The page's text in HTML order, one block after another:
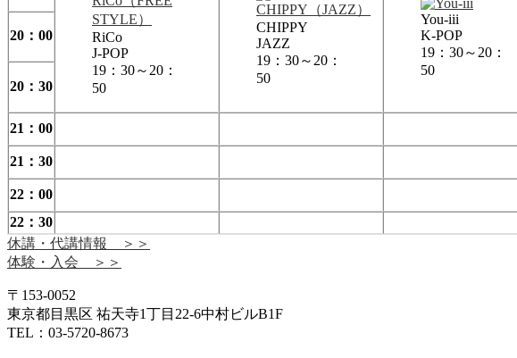
RiCo
J-POP
19：30～20：
50
CHIPPY
JAZZ
19：30～20：
50
You-iii
K-POP
19：30～20：
50
20：00
20：30
21：00
21：30
22：00
22：30
休講・代講情報 ＞＞
体験・入会 ＞＞
〒153-0052
東京都目黒区 祐天寺1丁目22-6中村ビルB1F
TEL：03-5720-8673